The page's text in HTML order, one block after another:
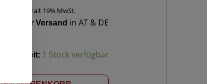
Enthält 19% MwSt.
Versand in AT & DE
1 Stück verfügbar